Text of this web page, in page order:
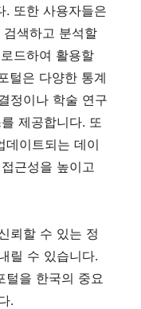
. 또한 사용자들은
색하고 분석할
드하여 활용할
털은 다양한 통계
정이나 학술 연구
제공합니다. 또
데이트되는 데이
근성을 높이고
뢰할 수 있는 정
릴 수 있습니다.
털을 한국의 중요
.